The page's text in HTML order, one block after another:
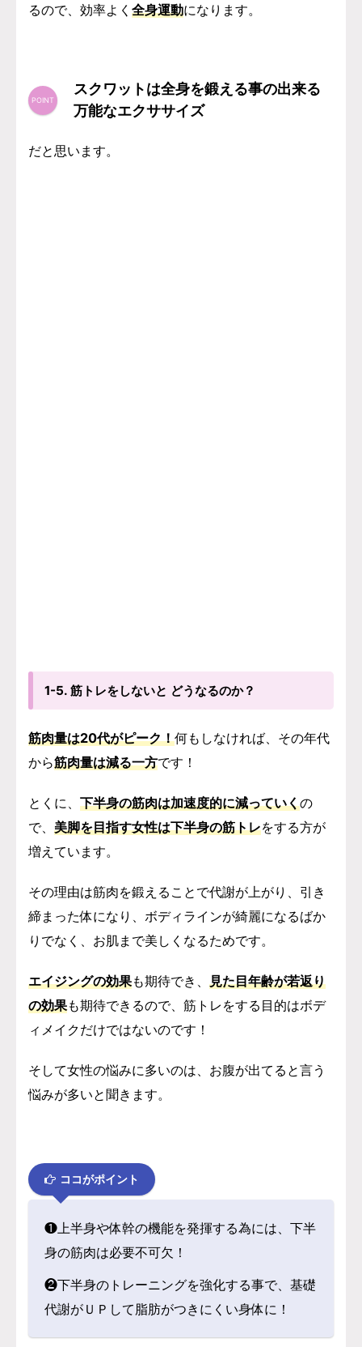
るので、効率よく 全身運動になります。
スクワットは全身を鍛える事の出来る
万能なエクササイズ
だと思います。
1-5. 筋トレをしないと どうなるのか？
筋肉量は20代がピーク！何もしなければ、その年代
から筋肉量は減る一方です！
とくに、 下半身の筋肉は加速度的に減っていくの
で、 美脚を目指す女性は下半身の筋トレをする方が
増えています。
その理由は筋肉を鍛えることで代謝が上がり、引き
締まった体になり、ボディラインが綺麗になるばか
りでなく、お肌まで美しくなるためです。
エイジングの効果も期待でき、 見た目年齢が若返り
の効果も期待できるので、 筋トレをする目的はボデ
ィメイクだけではないのです！
そして女性の悩みに多いのは、お腹が出てると言う
悩みが多いと聞きます。
ココがポイント
❶上半身や体幹の機能を発揮する為には、下半
身の筋肉は必要不可欠！
❷下半身のトレーニングを強化する事で、基礎
代謝がＵＰして脂肪がつきにくい身体に！